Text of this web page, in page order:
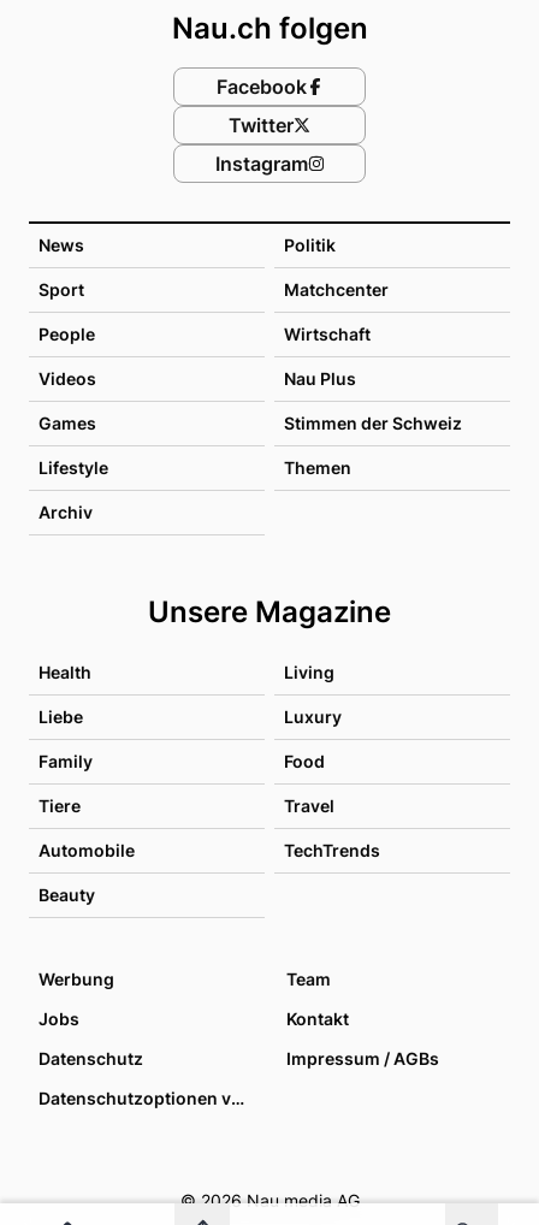
News Politik
Sport Matchcenter
People Wirtschaft
Videos Nau Plus
Games Stimmen der Schweiz
Lifestyle Themen
Archiv
Unsere Magazine
Health Living
Liebe Luxury
Family Food
Tiere Travel
Automobile TechTrends
Beauty
Nau.ch folgen
Facebook
Twitter
Instagram
Werbung
Team
Jobs
Kontakt
Datenschutz
Impressum / AGBs
Datenschutzoptionen verwalten
© 2026 Nau media AG